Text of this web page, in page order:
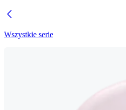
Wszystkie serie